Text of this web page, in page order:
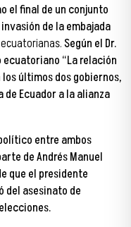
el final de un conjunto
de la embajada
Según el Dr.
ecuatoriano “La relación
últimos dos gobiernos,
Ecuador a la alianza
entre ambos
de Andrés Manuel
que el presidente
del asesinato de